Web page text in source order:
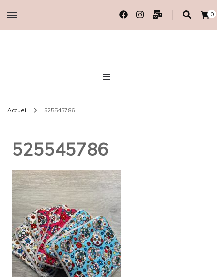
0
MADAME COTON
BIO
Accueil 525545786
525545786